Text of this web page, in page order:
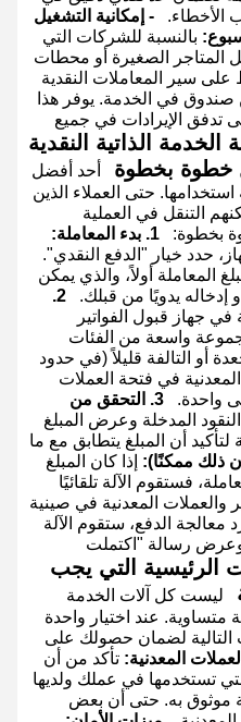
الأخطاء.
- إمكانية التشغيل
بالنسبة للشركات التي
المتاجر الصغيرة أو محطات
على سير المعاملات النقدية
صندوق في الخدمة. يوفر هذا
تدفق الإيرادات في جميع
الخدمة الذاتية النقدية
خطوة بخطوة
أحد أفضل
حتى العملاء الذين
التنقل في العملية
بخطوة:
1. بدء المعاملة:
حدد خيار "الدفع النقدي".
المعاملة أولاً، والذي يمكن
يدويًا من قبلك.
2.
في جهاز قبول الفواتير
واسعة من الفئات
أو التالفة قليلاً (في حدود
في فتحة العملات
واحدة.
3. التحقق من
المدخلة وعرض المبلغ
أن المبلغ يتطابق مع ما
إذا كان المبلغ
فستقوم الآلة تلقائيًا
والعملات المعدنية في صينية
معالجة الدفع، ستقوم الآلة
وعرض رسالة "اكتملت
الرئيسية التي يجب
ليست كل آلات الخدمة
متساوية. عند اختيار واحدة
التالية لضمان حصولك على
المعدنية: تأكد من أن
تستخدمها في عملك ولديها
موثوق به. حتى أن بعض